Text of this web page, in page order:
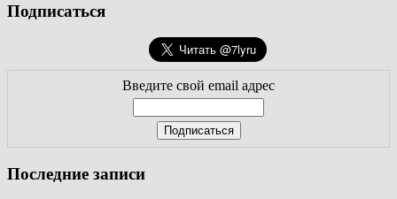
Подписаться
Введите свой email адрес
Последние записи